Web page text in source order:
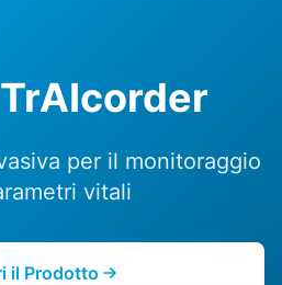
per il monitoraggio
vitali
il Prodotto